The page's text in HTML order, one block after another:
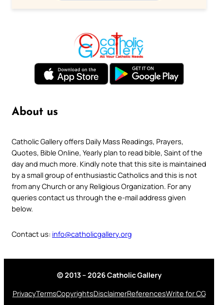
About us
Catholic Gallery offers Daily Mass Readings, Prayers,
Quotes, Bible Online, Yearly plan to read bible, Saint of the
day and much more. Kindly note that this site is maintained
by a small group of enthusiastic Catholics and this is not
from any Church or any Religious Organization. For any
queries contact us through the e-mail address given
below.
Contact us: info@catholicgallery.org
© 2013 – 2026 Catholic Gallery
PrivacyTermsCopyrightsDisclaimerReferencesWrite for CG